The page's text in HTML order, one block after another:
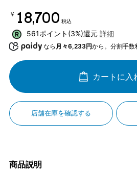
￥18,700 税込
561ポイント(3%)還元 詳細
なら 月々6,233円から。分割手数
カートに入
店舗在庫を確認する
商品説明